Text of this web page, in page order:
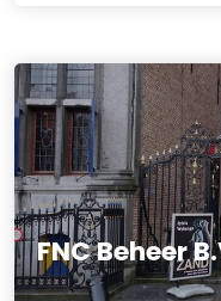
FNC Beheer